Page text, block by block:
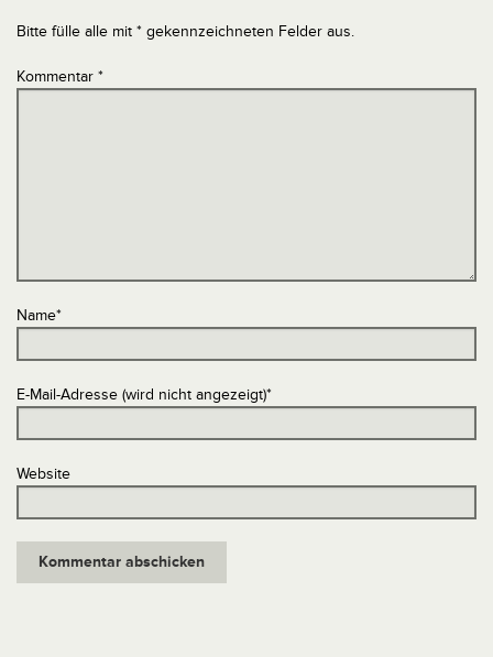
Bitte fülle alle mit * gekennzeichneten Felder aus.
Kommentar *
Name*
E-Mail-Adresse (wird nicht angezeigt)*
Website